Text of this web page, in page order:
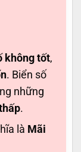
không tốt,
. Biển số
những
.
là Mãi